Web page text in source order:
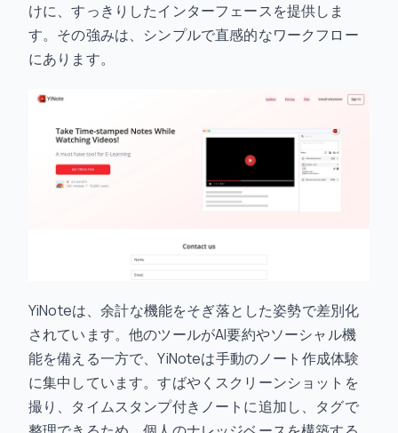
けに、すっきりしたインターフェースを提供しま
す。その強みは、シンプルで直感的なワークフロー
にあります。
YiNoteは、余計な機能をそぎ落とした姿勢で差別化
されています。他のツールがAI要約やソーシャル機
能を備える一方で、YiNoteは手動のノート作成体験
に集中しています。すばやくスクリーンショットを
撮り、タイムスタンプ付きノートに追加し、タグで